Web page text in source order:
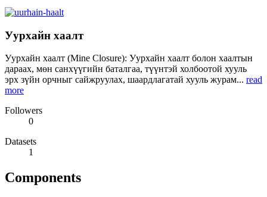
Уурхайн хаалт
Уурхайн хаалт (Mine Closure): Уурхайн хаалт болон хаалтын
дараах, мөн санхүүгийн баталгаа, түүнтэй холбоотой хууль
эрх зүйн орчныг сайжруулах, шаардлагатай хууль журам... read
more
Followers
0
Datasets
1
Components